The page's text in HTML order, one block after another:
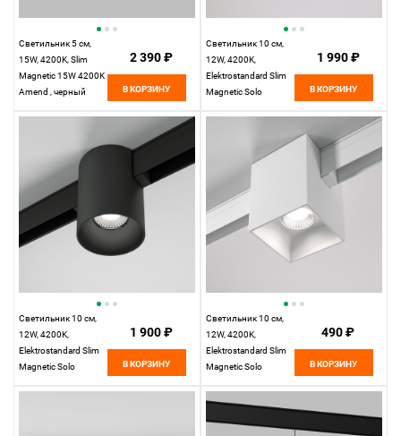
Светильник 5 см,
15W, 4200K, Slim
Magnetic 15W 4200K
Amend , черный
2 390 ₽
В КОРЗИНУ
Светильник 10 см,
12W, 4200K,
Elektrostandard Slim
Magnetic Solo
1 990 ₽
В КОРЗИНУ
Светильник 10 см,
12W, 4200K,
Elektrostandard Slim
Magnetic Solo
1 900 ₽
В КОРЗИНУ
Светильник 10 см,
12W, 4200K,
Elektrostandard Slim
Magnetic Solo
белый
490 ₽
В КОРЗИНУ